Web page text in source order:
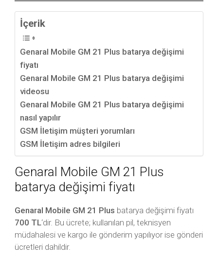
İçerik
Genaral Mobile GM 21 Plus batarya değişimi
fiyatı
Genaral Mobile GM 21 Plus batarya değişimi
videosu
Genaral Mobile GM 21 Plus batarya değişimi
nasıl yapılır
GSM İletişim müşteri yorumları
GSM İletişim adres bilgileri
Genaral Mobile GM 21 Plus
batarya değişimi fiyatı
Genaral Mobile GM 21 Plus batarya değişimi fiyatı
700 TL‘dir. Bu ücrete; kullanılan pil, teknisyen
müdahalesi ve kargo ile gönderim yapılıyor ise gönderi
ücretleri dahildir.